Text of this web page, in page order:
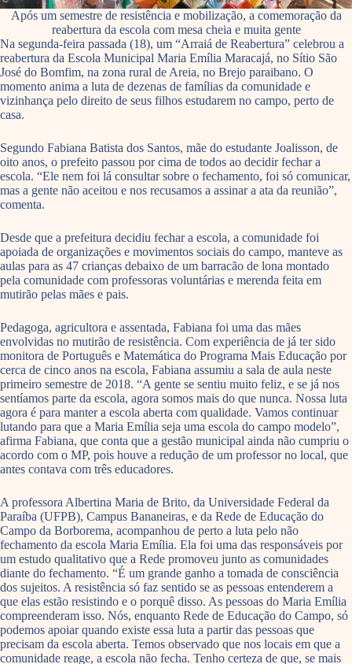
Após um semestre de resistência e mobilização, a comemoração da
reabertura da escola com mesa cheia e muita gente
Na segunda-feira passada (18), um “Arraiá de Reabertura” celebrou a
reabertura da Escola Municipal Maria Emília Maracajá, no Sítio São
José do Bomfim, na zona rural de Areia, no Brejo paraibano. O
momento anima a luta de dezenas de famílias da comunidade e
vizinhança pelo direito de seus filhos estudarem no campo, perto de
casa.
Segundo Fabiana Batista dos Santos, mãe do estudante Joalisson, de
oito anos, o prefeito passou por cima de todos ao decidir fechar a
escola. “Ele nem foi lá consultar sobre o fechamento, foi só comunicar,
mas a gente não aceitou e nos recusamos a assinar a ata da reunião”,
comenta.
Desde que a prefeitura decidiu fechar a escola, a comunidade foi
apoiada de organizações e movimentos sociais do campo, manteve as
aulas para as 47 crianças debaixo de um barracão de lona montado
pela comunidade com professoras voluntárias e merenda feita em
mutirão pelas mães e pais.
Pedagoga, agricultora e assentada, Fabiana foi uma das mães
envolvidas no mutirão de resistência. Com experiência de já ter sido
monitora de Português e Matemática do Programa Mais Educação por
cerca de cinco anos na escola, Fabiana assumiu a sala de aula neste
primeiro semestre de 2018. “A gente se sentiu muito feliz, e se já nos
sentíamos parte da escola, agora somos mais do que nunca. Nossa luta
agora é para manter a escola aberta com qualidade. Vamos continuar
lutando para que a Maria Emília seja uma escola do campo modelo”,
afirma Fabiana, que conta que a gestão municipal ainda não cumpriu o
acordo com o MP, pois houve a redução de um professor no local, que
antes contava com três educadores.
A professora Albertina Maria de Brito, da Universidade Federal da
Paraíba (UFPB), Campus Bananeiras, e da Rede de Educação do
Campo da Borborema, acompanhou de perto a luta pelo não
fechamento da escola Maria Emília. Ela foi uma das responsáveis por
um estudo qualitativo que a Rede promoveu junto as comunidades
diante do fechamento. “É um grande ganho a tomada de consciência
dos sujeitos. A resistência só faz sentido se as pessoas entenderem a
que elas estão resistindo e o porquê disso. As pessoas do Maria Emília
compreenderam isso. Nós, enquanto Rede de Educação do Campo, só
podemos apoiar quando existe essa luta a partir das pessoas que
precisam da escola aberta. Temos observado que nos locais em que a
comunidade reage, a escola não fecha. Tenho certeza de que, se mais